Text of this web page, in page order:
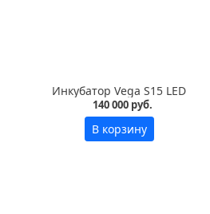
Инкубатор Vega S15 LED
140 000 руб.
В корзину